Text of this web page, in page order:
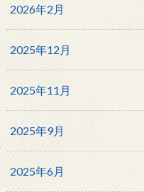
2026年2月
2025年12月
2025年11月
2025年9月
2025年6月